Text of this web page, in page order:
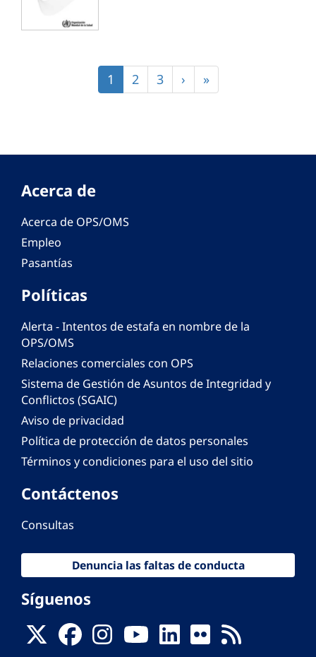
Página
actual
1 Página
2 Página
3
Siguiente
página
›
Última
página
»
Acerca de
Acerca de OPS/OMS
Empleo
Pasantías
Políticas
Alerta - Intentos de estafa en nombre de la
OPS/OMS
Relaciones comerciales con OPS
Sistema de Gestión de Asuntos de Integridad y
Conflictos (SGAIC)
Aviso de privacidad
Política de protección de datos personales
Términos y condiciones para el uso del sitio
Contáctenos
Consultas
Denuncia las faltas de conducta
Síguenos